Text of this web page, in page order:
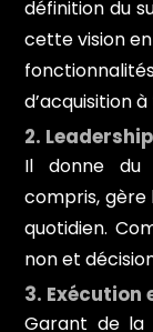
définition du
cette vision
d’acquisition
2.
Il donne du
compris, gère
quotidien.
non et
3.
Garant de la